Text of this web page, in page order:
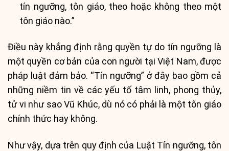
tín ngưỡng, tôn giáo, theo hoặc không theo một
tôn giáo nào.”
Điều này khẳng định rằng quyền tự do tín ngưỡng là
một quyền cơ bản của con người tại Việt Nam, được
pháp luật đảm bảo. “Tín ngưỡng” ở đây bao gồm cả
những niềm tin về các yếu tố tâm linh, phong thủy,
tử vi như sao Vũ Khúc, dù nó có phải là một tôn giáo
chính thức hay không.
Như vậy, dựa trên quy định của Luật Tín ngưỡng, tôn